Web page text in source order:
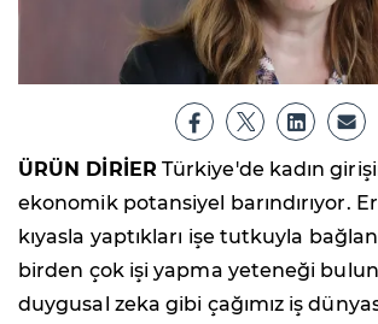
ÜRÜN DİRİER Türkiye'de kadın
ekonomik potansiyel barındırıyor.
kıyasla yaptıkları işe tutkuyla
birden çok işi yapma yeteneği
duygusal zeka gibi çağımız iş